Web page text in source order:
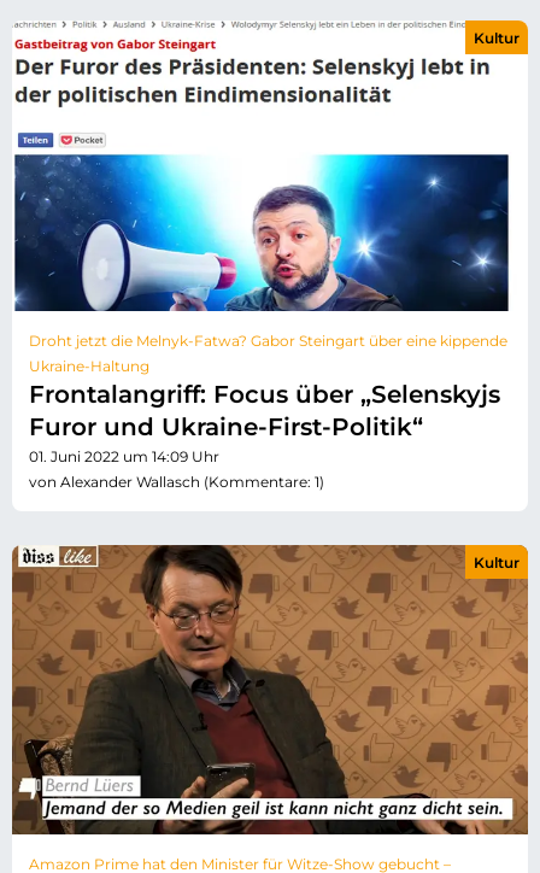
Droht jetzt die Melnyk-Fatwa? Gabor Steingart über eine kippende
Ukraine-Haltung
Frontalangriff: Focus über „Selenskyjs
Furor und Ukraine-First-Politik“
01. Juni 2022 um 14:09 Uhr
von Alexander Wallasch (Kommentare: 1)
Kultur
Amazon Prime hat den Minister für Witze-Show gebucht –
Kultur